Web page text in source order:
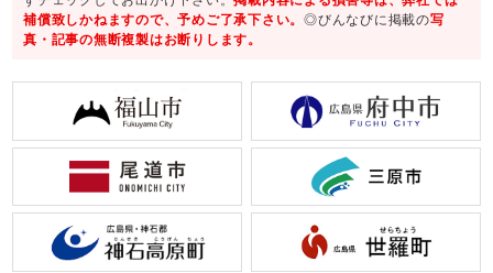
補償致しかねますので、予めご了承下さい。◎びんなびに掲載の写
真・記事の無断複製はお断りします。